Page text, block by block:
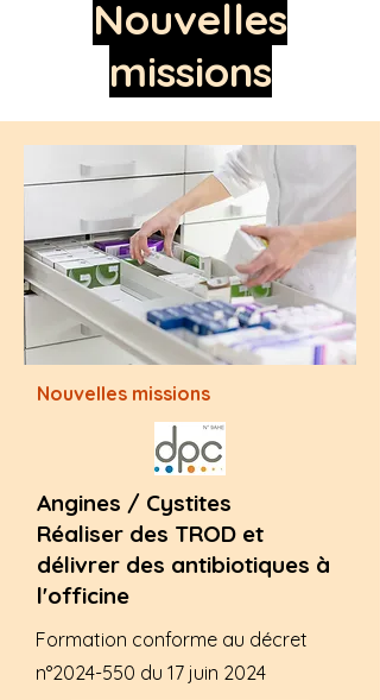
Nouvelles
missions
Nouvelles missions
Angines / Cystites
Réaliser des TROD et
délivrer des antibiotiques à
l'officine
Formation conforme au décret
n°2024-550 du 17 juin 2024